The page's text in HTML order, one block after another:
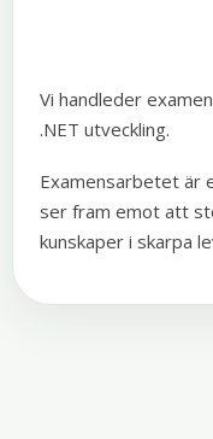
Vi handleder
.NET utveckling.
Examensarbetet är
ser fram emot att
kunskaper i skarpa